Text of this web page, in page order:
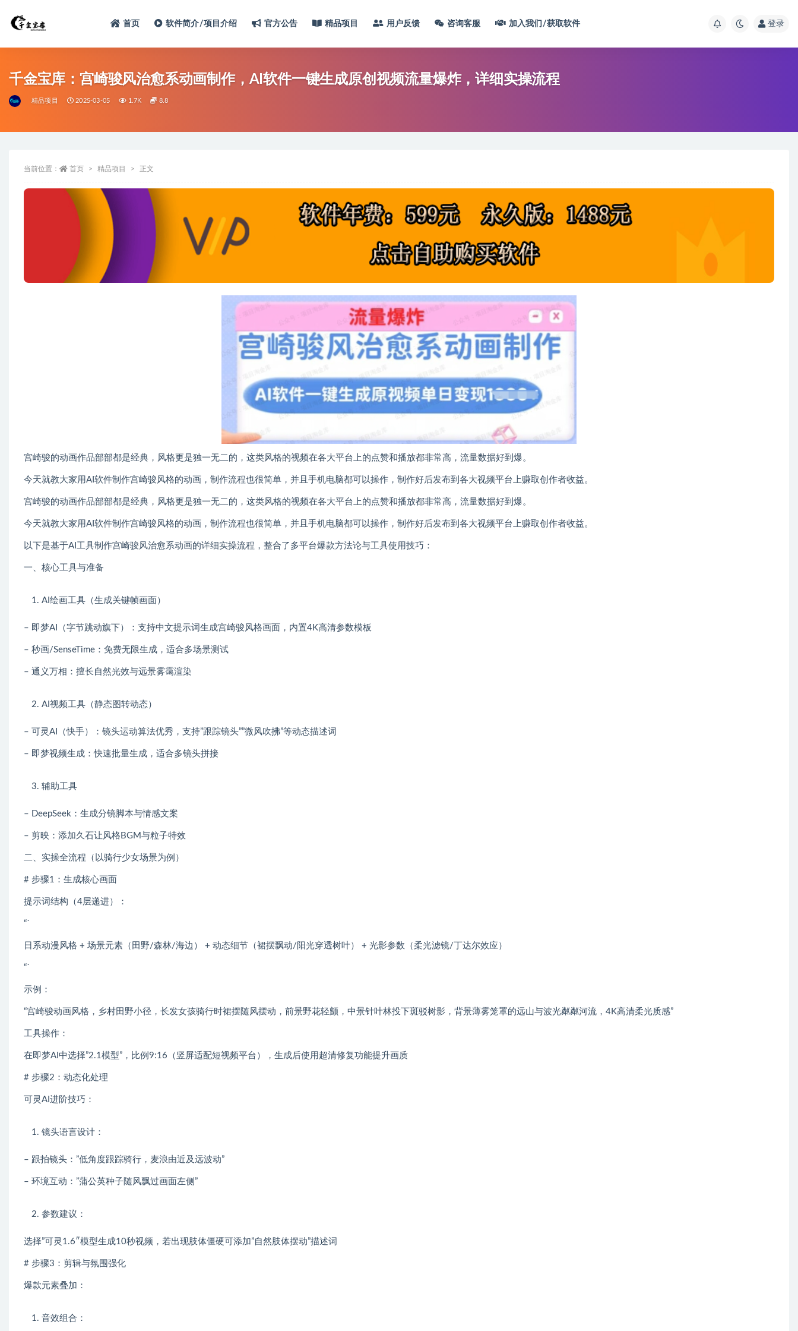
首页 软件简介/项目介绍 官方公告 精品项目 用户反馈 咨询客服 加入我们/获取软件 登录
千金宝库：宫崎骏风治愈系动画制作，AI软件一键生成原创视频流量爆炸，详细实操流程
精品项目 2025-03-05 1.7K 8.8
当前位置： 首页 精品项目 正文
宫崎骏的动画作品部部都是经典，风格更是独一无二的，这类风格的视频在各大平台上的点赞和播放都非常高，流量数据好到爆。
今天就教大家用AI软件制作宫崎骏风格的动画，制作流程也很简单，并且手机电脑都可以操作，制作好后发布到各大视频平台上赚取创作者收益。
宫崎骏的动画作品部部都是经典，风格更是独一无二的，这类风格的视频在各大平台上的点赞和播放都非常高，流量数据好到爆。
今天就教大家用AI软件制作宫崎骏风格的动画，制作流程也很简单，并且手机电脑都可以操作，制作好后发布到各大视频平台上赚取创作者收益。
以下是基于AI工具制作宫崎骏风治愈系动画的详细实操流程，整合了多平台爆款方法论与工具使用技巧：
一、核心工具与准备
AI绘画工具（生成关键帧画面）
– 即梦AI（字节跳动旗下）：支持中文提示词生成宫崎骏风格画面，内置4K高清参数模板
– 秒画/SenseTime：免费无限生成，适合多场景测试
– 通义万相：擅长自然光效与远景雾霭渲染
AI视频工具（静态图转动态）
– 可灵AI（快手）：镜头运动算法优秀，支持”跟踪镜头””微风吹拂”等动态描述词
– 即梦视频生成：快速批量生成，适合多镜头拼接
辅助工具
– DeepSeek：生成分镜脚本与情感文案
– 剪映：添加久石让风格BGM与粒子特效
二、实操全流程（以骑行少女场景为例）
# 步骤1：生成核心画面
提示词结构（4层递进）：
“`
日系动漫风格 + 场景元素（田野/森林/海边） + 动态细节（裙摆飘动/阳光穿透树叶） + 光影参数（柔光滤镜/丁达尔效应）
“`
示例：
“宫崎骏动画风格，乡村田野小径，长发女孩骑行时裙摆随风摆动，前景野花轻颤，中景针叶林投下斑驳树影，背景薄雾笼罩的远山与波光粼粼河流，4K高清柔光质感”
工具操作：
在即梦AI中选择”2.1模型”，比例9:16（竖屏适配短视频平台），生成后使用超清修复功能提升画质
# 步骤2：动态化处理
可灵AI进阶技巧：
镜头语言设计：
– 跟拍镜头：”低角度跟踪骑行，麦浪由近及远波动”
– 环境互动：”蒲公英种子随风飘过画面左侧”
参数建议：
选择”可灵1.6″模型生成10秒视频，若出现肢体僵硬可添加”自然肢体摆动”描述词
# 步骤3：剪辑与氛围强化
爆款元素叠加：
音效组合：